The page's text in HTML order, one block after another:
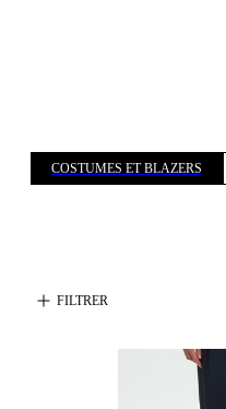
COSTUMES ET BLAZERS
FILTRER